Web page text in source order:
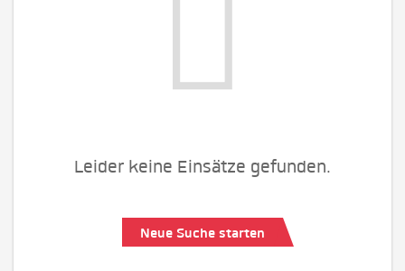
Leider keine Einsätze gefunden.
Neue Suche starten